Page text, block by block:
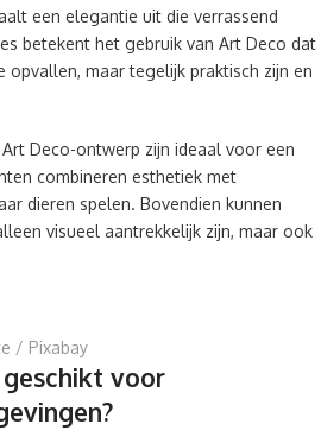
een elegantie uit die verrassend
betekent het gebruik van Art Deco dat
maar tegelijk praktisch zijn en
Deco-ontwerp zijn ideaal voor een
combineren esthetiek met
dieren spelen. Bovendien kunnen
visueel aantrekkelijk zijn, maar ook
/ Pixabay
voor